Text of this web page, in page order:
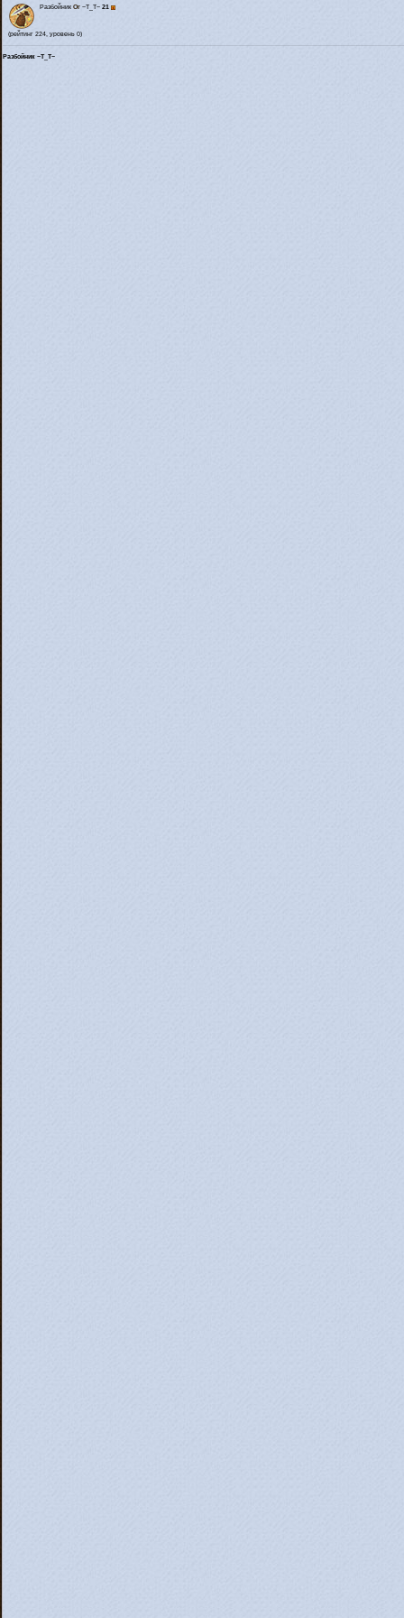
Разбойник Or ~T_T~ 21
(рейтинг 224, уровень 0)
Разбойник ~T_T~